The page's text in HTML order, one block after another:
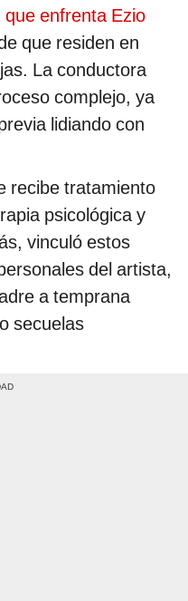
enfrenta Ezio
que residen en
La conductora
complejo, ya
lidiando con
recibe tratamiento
psicológica y
vinculó estos
del artista,
a temprana
secuelas